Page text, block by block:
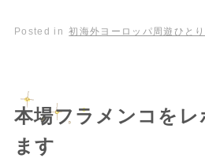
Posted in 初海外ヨーロッパ周遊ひと
本場フラメンコをレ
ます